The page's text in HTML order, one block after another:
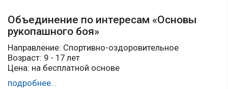
Объединение по интересам «Основы
рукопашного боя»
Направление: Спортивно-оздоровительное
Возраст: 9 - 17 лет
Цена: на бесплатной основе
подробнее...